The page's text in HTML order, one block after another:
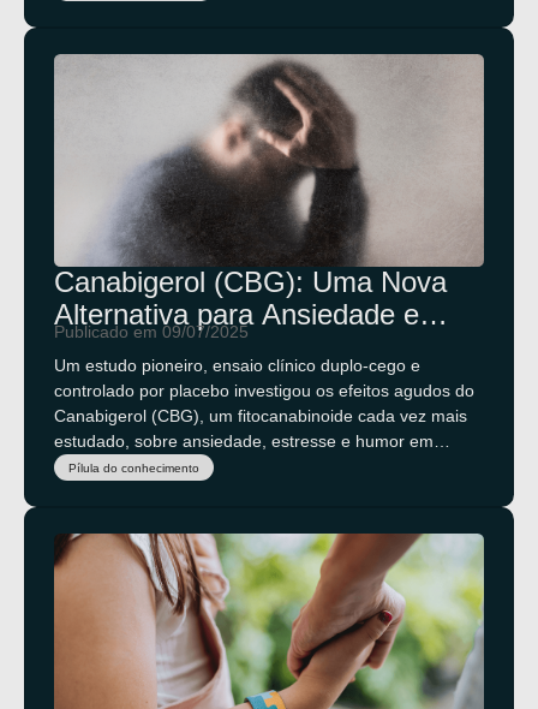
Canabigerol (CBG): Uma Nova
Alternativa para Ansiedade e
Estresse?
Publicado em 09/07/2025
Um estudo pioneiro, ensaio clínico duplo-cego e
controlado por placebo investigou os efeitos agudos do
Canabigerol (CBG), um fitocanabinoide cada vez mais
estudado, sobre ansiedade, estresse e humor em
adultos saudáveis.
Pílula do conhecimento